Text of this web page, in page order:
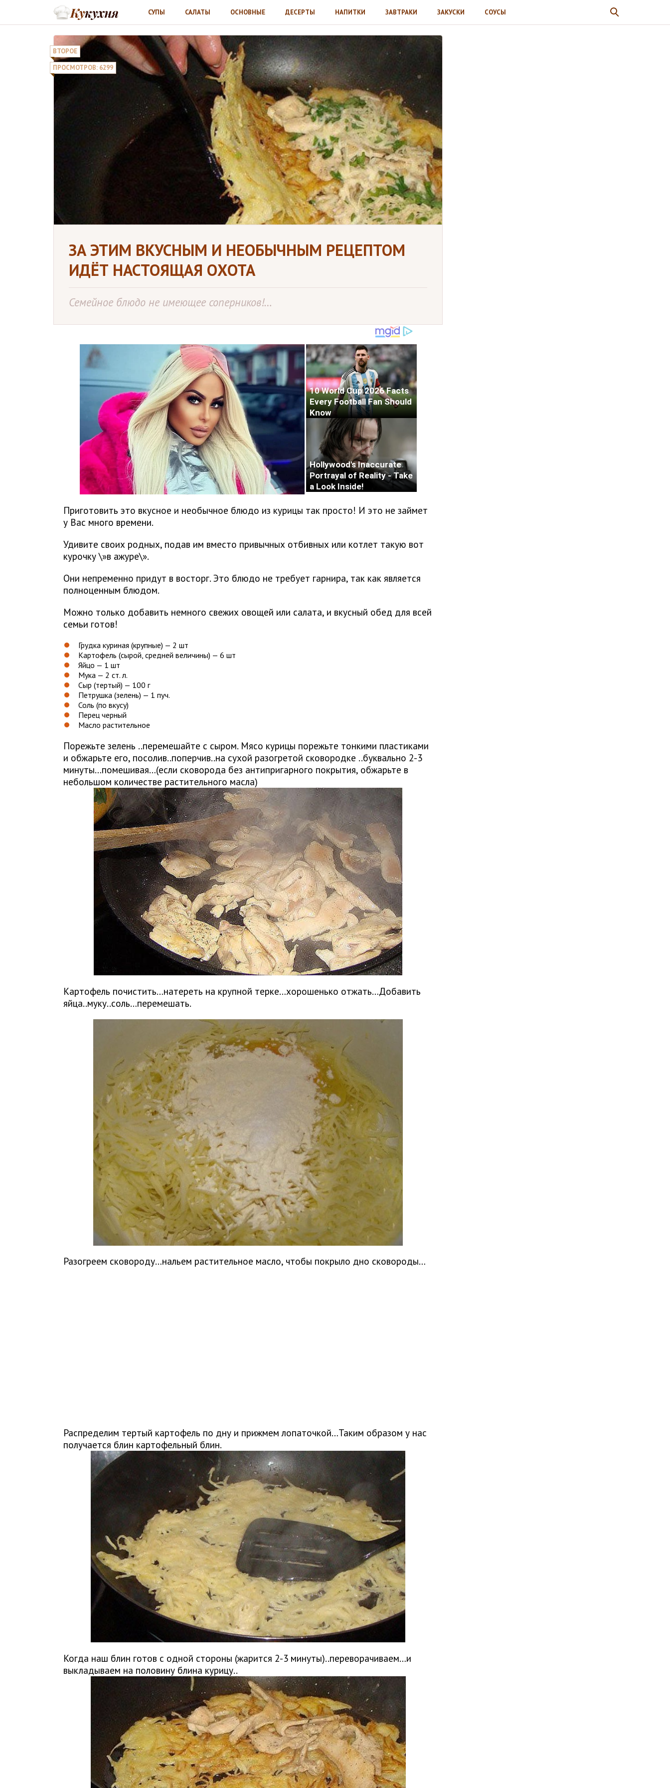
СУПЫ САЛАТЫ ОСНОВНЫЕ ДЕСЕРТЫ НАПИТКИ ЗАВТРАКИ ЗАКУСКИ СОУСЫ
ВТОРОЕ
ПРОСМОТРОВ: 6299
ЗА ЭТИМ ВКУСНЫМ И НЕОБЫЧНЫМ РЕЦЕПТОМ
ИДЁТ НАСТОЯЩАЯ ОХОТА
Семейное блюдо не имеющее соперников!…
Приготовить это вкусное и необычное блюдо из курицы так просто! И это не займет
у Вас много времени.
Удивите своих родных, подав им вместо привычных отбивных или котлет такую вот
курочку \»в ажуре\».
Они непременно придут в восторг. Это блюдо не требует гарнира, так как является
полноценным блюдом.
Можно только добавить немного свежих овощей или салата, и вкусный обед для всей
семьи готов!
Грудка куриная (крупные) — 2 шт
Картофель (сырой, средней величины) — 6 шт
Яйцо — 1 шт
Мука — 2 ст. л.
Сыр (тертый) — 100 г
Петрушка (зелень) — 1 пуч.
Соль (по вкусу)
Перец черный
Масло растительное
Порежьте зелень ..перемешайте с сыром. Мясо курицы порежьте тонкими пластиками
и обжарьте его, посолив..поперчив..на сухой разогретой сковородке ..буквально 2-3
минуты…помешивая…(если сковорода без антипригарного покрытия, обжарьте в
небольшом количестве растительного масла)
Картофель почистить…натереть на крупной терке…хорошенько отжать…Добавить
яйца..муку..соль…перемешать.
Разогреем сковороду…нальем растительное масло, чтобы покрыло дно сковороды…
Распределим тертый картофель по дну и прижмем лопаточкой…Таким образом у нас
получается блин картофельный блин.
Когда наш блин готов с одной стороны (жарится 2-3 минуты)..переворачиваем…и
выкладываем на половину блина курицу..